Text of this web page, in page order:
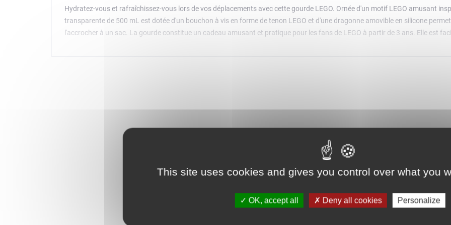
Hydratez-vous et rafraîchissez-vous lors de vos déplacements avec cette gourde LEGO. Ornée d'un motif LEGO amusant
transparente de 500 mL est dotée d'un bouchon à vis en forme de tenon LEGO et d'une dragonne amovible en silicone
l'accrocher à un sac. La gourde constitue un cadeau amusant et pratique pour les fans de LEGO à partir de 3 ans. Elle est
This site uses cookies and gives you control over what you
OK, accept all Deny all cookies Personalize